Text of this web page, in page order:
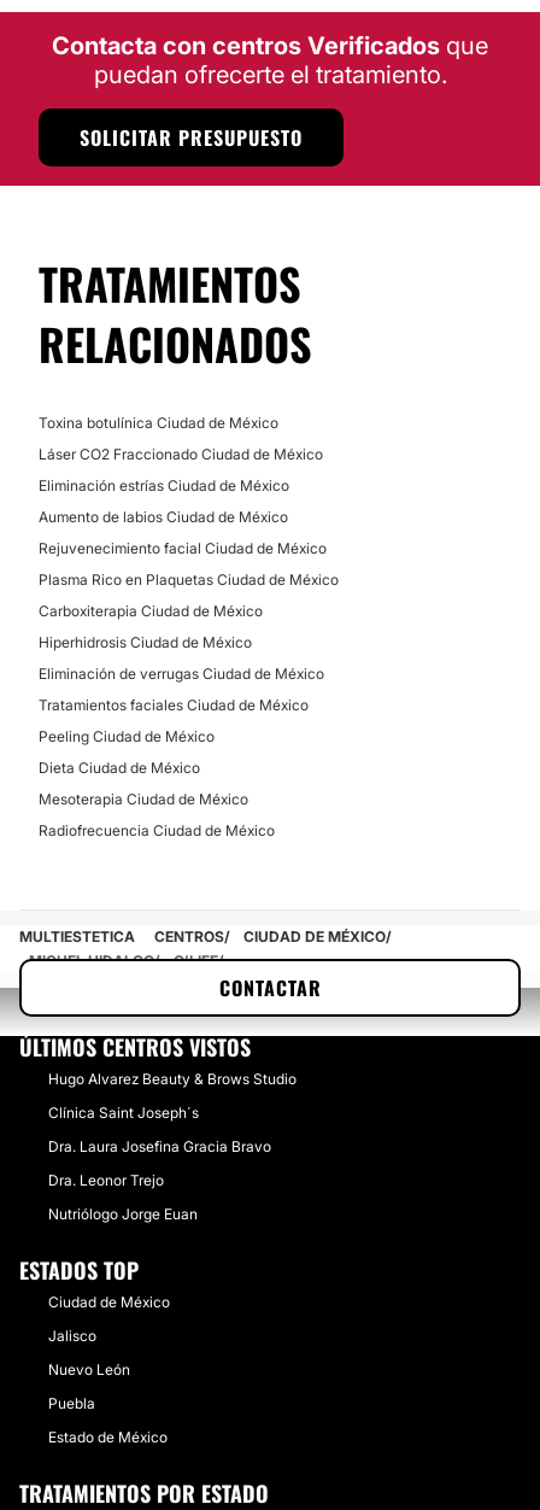
Localización
O’lifese localiza en la Ciudad de México, en la muy
reconocida zona de Polanco.
TRATAMIENTOS DE BELLEZA
Peeling
Dieta
Contacta con centros Verificados que
puedan ofrecerte el tratamiento.
SOLICITAR PRESUPUESTO
TRATAMIENTOS
RELACIONADOS
Toxina botulínica Ciudad de México
Láser CO2 Fraccionado Ciudad de México
Eliminación estrías Ciudad de México
Aumento de labios Ciudad de México
Rejuvenecimiento facial Ciudad de México
Plasma Rico en Plaquetas Ciudad de México
Carboxiterapia Ciudad de México
Hiperhidrosis Ciudad de México
Eliminación de verrugas Ciudad de México
Tratamientos faciales Ciudad de México
Peeling Ciudad de México
Dieta Ciudad de México
Mesoterapia Ciudad de México
Radiofrecuencia Ciudad de México
CONTACTAR
MULTIESTETICA CENTROS
CIUDAD DE MÉXICO
MIGUEL HIDALGO
O’LIFE
ÚLTIMOS CENTROS VISTOS
Hugo Alvarez Beauty & Brows Studio
Clínica Saint Joseph´s
Dra. Laura Josefina Gracia Bravo
Dra. Leonor Trejo
Nutriólogo Jorge Euan
ESTADOS TOP
Ciudad de México
Jalisco
Nuevo León
Puebla
Estado de México
TRATAMIENTOS POR ESTADO